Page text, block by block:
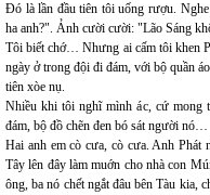
Đó là lần đầu tiên tôi uống rượu.
ha anh?". Ảnh cười cười: "Lão Sáng
Tôi biết chớ… Nhưng ai cấm tôi khen
ngày ở trong đội đi đám, với bộ quần
tiên xòe nụ.
Nhiều khi tôi nghĩ mình ác, cứ mong
đám, bộ đồ chẽn đen bó sát người nó…
Hai anh em cò cưa, cò cưa. Anh Phát
Tây lên đây làm muớn cho nhà con
ông, ba nó chết ngắt đâu bên Tàu kia,